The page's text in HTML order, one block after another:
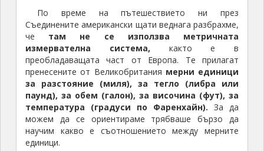
По време на пътешествието ни през
Съединените американски щати веднага разбрахме,
че там не се използва метричната
измервателна система, както е в
преобладаващата част от Европа. Те прилагат
пренесените от Великобритания мерни единици
за разстояние (миля), за тегло (либра или
паунд), за обем (галон), за височина (фут), за
температура (градуси по Фаренхайн).За да
можем да се ориентираме трябваше бързо да
научим какво е съотношението между мерните
единици.